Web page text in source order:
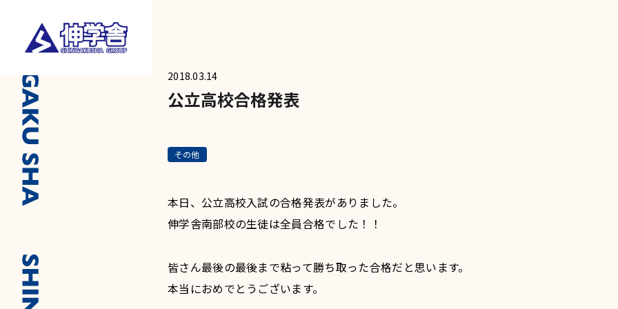
2018.03.14
公立高校合格発表
その他
本日、公立高校入試の合格発表がありました。
伸学舎南部校の生徒は全員合格でした！！
皆さん最後の最後まで粘って勝ち取った合格だと思います。
本当におめでとうございます。